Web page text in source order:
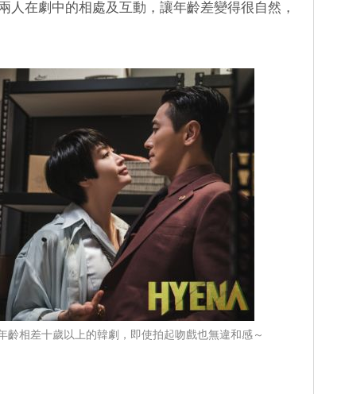
人在劇中的相處及互動，讓年齡差變得很自然，
齡相差十歲以上的韓劇，即使拍起吻戲也無違和感～